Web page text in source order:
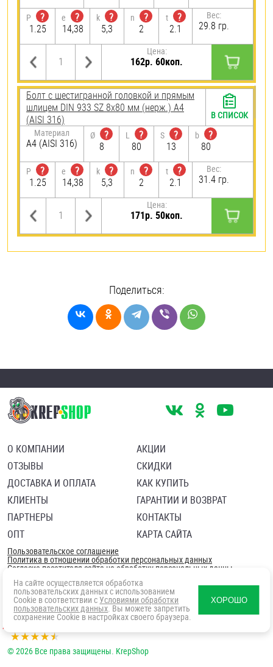
P
?
1.25
e
?
14,38
k
?
5,3
n
?
2
t
?
2.1
Вес:
29.8 гр.
Цена:
162р. 60коп.
Болт с шестигранной головкой и прямым
шлицем DIN 933 SZ 8х80 мм (нерж.) A4
(AISI 316)
Материал
A4 (AISI 316)
Ø
?
8
L
?
80
S
?
13
b
?
80
P
?
1.25
e
?
14,38
k
?
5,3
n
?
2
t
?
2.1
Вес:
31.4 гр.
Цена:
171р. 50коп.
В СПИСОК
Поделиться:
О КОМПАНИИ
ОТЗЫВЫ
ДОСТАВКА И ОПЛАТА
КЛИЕНТЫ
ПАРТНЕРЫ
ОПТ
АКЦИИ
СКИДКИ
КАК КУПИТЬ
ГАРАНТИИ И ВОЗВРАТ
КОНТАКТЫ
КАРТА САЙТА
Пользовательское соглашение
Политика в отношении обработки персональных данных
Согласие посетителя сайта на обработку персональных данны
© 2026 Все права защищены. KrepShop
На сайте осуществляется обработка
пользовательских данных с использованием
Cookie в соответствии с Условиями обработки
пользовательских данных. Вы можете запретить
сохранение Cookie в настройках своего браузера.
ХОРОШО